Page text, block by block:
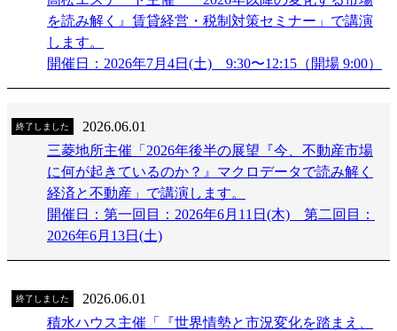
を読み解く』賃貸経営・税制対策セミナー」で講演
します。
開催日：2026年7月4日(土) 9:30〜12:15（開場 9:00）
終了しました
2026.06.01
三菱地所主催「2026年後半の展望『今、不動産市場
に何が起きているのか？』マクロデータで読み解く
経済と不動産」で講演します。
開催日：第一回目：2026年6月11日(木) 第二回目：
2026年6月13日(土)
終了しました
2026.06.01
積水ハウス主催「『世界情勢と市況変化を踏まえ、